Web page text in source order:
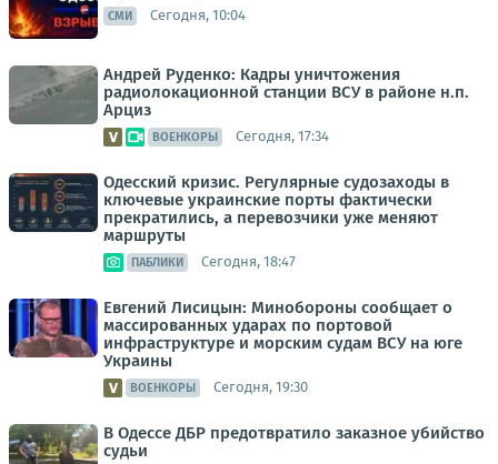
СМИ Сегодня, 10:04
Андрей Руденко: Кадры уничтожения
радиолокационной станции ВСУ в районе н.п.
Арциз
ВОЕНКОРЫ Сегодня, 17:34
Одесский кризис. Регулярные судозаходы в
ключевые украинские порты фактически
прекратились, а перевозчики уже меняют
маршруты
ПАБЛИКИ Сегодня, 18:47
Евгений Лисицын: Минобороны сообщает о
массированных ударах по портовой
инфраструктуре и морским судам ВСУ на юге
Украины
ВОЕНКОРЫ Сегодня, 19:30
В Одессе ДБР предотвратило заказное убийство
судьи